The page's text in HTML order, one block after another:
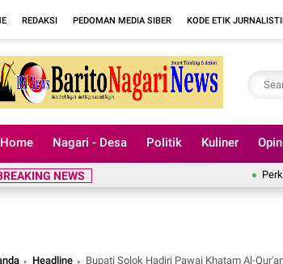
REDAKSI PEDOMAN MEDIA SIBER KODE ETIK
Home Nagari - Desa Politik Kuliner
NEWS Perkuat
Headline Bupati Solok Hadiri Pawai Khatam Al-